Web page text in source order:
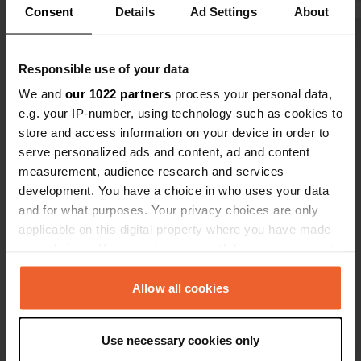
Consent Details Ad Settings About
Responsible use of your data
We and our 1022 partners process your personal data,
e.g. your IP-number, using technology such as cookies to
store and access information on your device in order to
serve personalized ads and content, ad and content
measurement, audience research and services
development. You have a choice in who uses your data
and for what purposes. Your privacy choices are only
applicable on this digital property where you have made
any time from the Cookie Declaration or by clicking on
the Privacy trigger icon.
Collect information about your geographical location
Allow all cookies
Use necessary cookies only
par une chaîne.
Es-tu déjà venu ici ?
Contact
Avinguda Catalunya